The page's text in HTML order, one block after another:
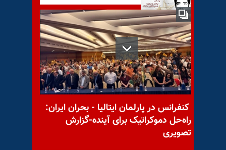
۱۶مرداد ۱۳۶۰ ـ تیرباران احمدرضا
شادبختی و ۳۷مجاهد در اوین
ملل: سامانه‌ای که رژیم ایران در
حمله به
کنفرانس در پارلمان ایتالیا - بحران ایران:
راه‌حل دموکراتیک برای آینده-گزارش
تصویری